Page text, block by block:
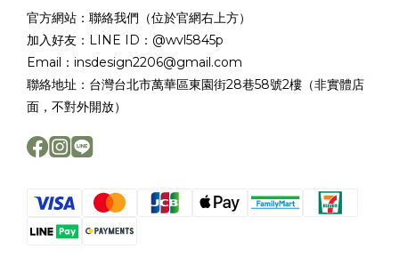
官方網站：聯絡我們（位於官網右上方）
加入好友：LINE ID：@wvl5845p
Email：insdesign2206@gmail.com
聯絡地址：台灣台北市萬華區東園街28巷58號2樓（非實體店
面，不對外開放）